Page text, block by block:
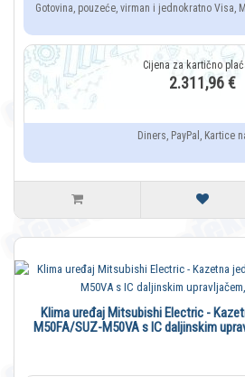
Gotovina, pouzeće, virman i jednokratno Visa,
2.311,96 €
Diners, PayPal, Kartice
Klima uređaj Mitsubishi Electric -
M50FA/SUZ-M50VA s IC daljinskim